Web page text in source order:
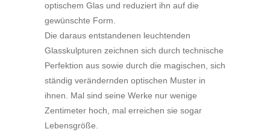
optischem Glas und reduziert ihn auf die
gewünschte Form.
Die daraus entstandenen leuchtenden
Glasskulpturen zeichnen sich durch technische
Perfektion aus sowie durch die magischen, sich
ständig verändernden optischen Muster in
ihnen. Mal sind seine Werke nur wenige
Zentimeter hoch, mal erreichen sie sogar
Lebensgröße.